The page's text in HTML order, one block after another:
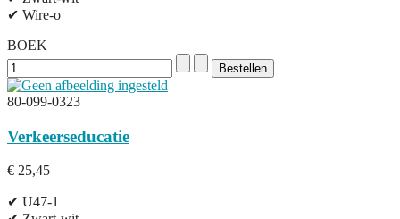
✔ Wire-o
BOEK
80-099-0323
Verkeerseducatie
€ 25,45
✔ U47-1